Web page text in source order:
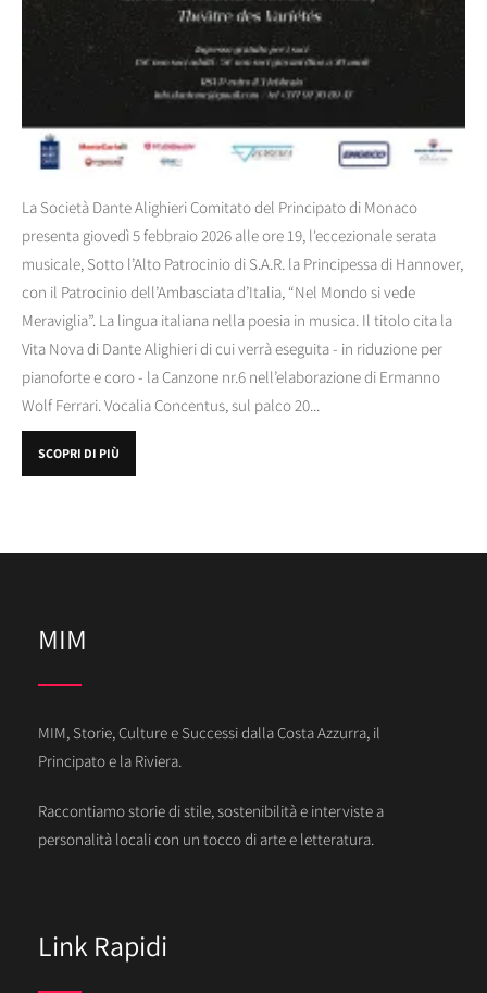
La Società Dante Alighieri Comitato del Principato di Monaco
presenta giovedì 5 febbraio 2026 alle ore 19, l'eccezionale serata
musicale, Sotto l’Alto Patrocinio di S.A.R. la Principessa di Hannover,
con il Patrocinio dell’Ambasciata d’Italia, “Nel Mondo si vede
Meraviglia”. La lingua italiana nella poesia in musica. Il titolo cita la
Vita Nova di Dante Alighieri di cui verrà eseguita - in riduzione per
pianoforte e coro - la Canzone nr.6 nell’elaborazione di Ermanno
Wolf Ferrari. Vocalia Concentus, sul palco 20...
SCOPRI DI PIÙ
MIM
MIM, Storie, Culture e Successi dalla Costa Azzurra, il
Principato e la Riviera.
Raccontiamo storie di stile, sostenibilità e interviste a
personalità locali con un tocco di arte e letteratura.
Link Rapidi